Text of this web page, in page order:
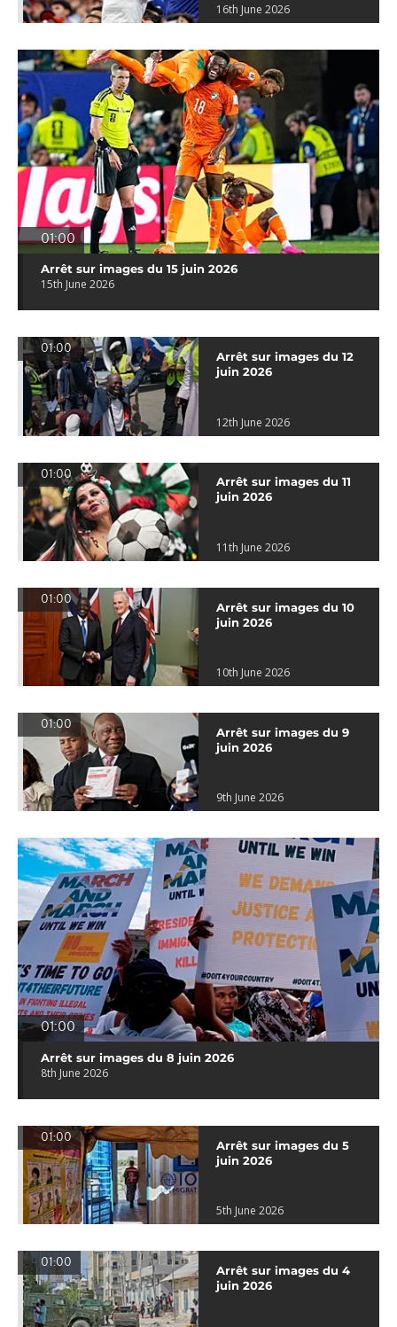
16th June 2026
01:00
Arrêt sur images du 15 juin 2026
15th June 2026
01:00
Arrêt sur images du 12
juin 2026
12th June 2026
01:00
Arrêt sur images du 11
juin 2026
11th June 2026
01:00
Arrêt sur images du 10
juin 2026
10th June 2026
01:00
Arrêt sur images du 9
juin 2026
9th June 2026
01:00
Arrêt sur images du 8 juin 2026
8th June 2026
01:00
Arrêt sur images du 5
juin 2026
5th June 2026
01:00
Arrêt sur images du 4
juin 2026